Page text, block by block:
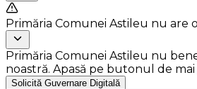
Primăria Comunei Astileu nu are
Primăria Comunei Astileu nu
noastră. Apasă pe butonul de
Solicită Guvernare Digitală